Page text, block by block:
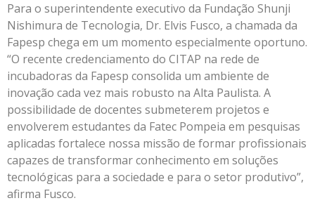
Para o superintendente executivo da Fundação Shunji
Nishimura de Tecnologia, Dr. Elvis Fusco, a chamada da
Fapesp chega em um momento especialmente oportuno.
“O recente credenciamento do CITAP na rede de
incubadoras da Fapesp consolida um ambiente de
inovação cada vez mais robusto na Alta Paulista. A
possibilidade de docentes submeterem projetos e
envolverem estudantes da Fatec Pompeia em pesquisas
aplicadas fortalece nossa missão de formar profissionais
capazes de transformar conhecimento em soluções
tecnológicas para a sociedade e para o setor produtivo”,
afirma Fusco.